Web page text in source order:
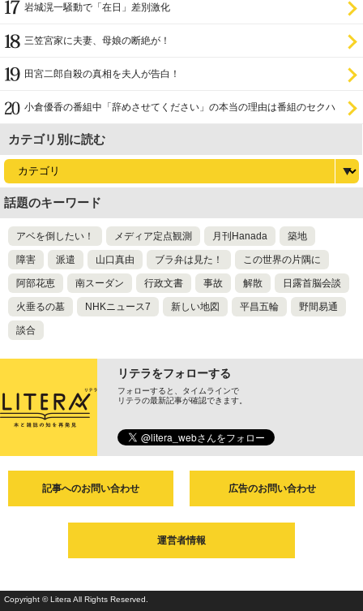
岩城滉一騒動で「在日」差別激化
三笠宮家に夫妻、母娘の断絶が！
田宮二郎自殺の真相を夫人が告白！
小倉優香の番組中「辞めさせてください」の本当の理由は番組のセクハ
カテゴリ別に読む
話題のキーワード
アベを倒したい！ メディア定点観測 月刊Hanada 築地
障害 派遣 山口真由 ブラ弁は見た！ この世界の片隅に
阿部花恵 南スーダン 行政文書 事故 解散 日露首脳会談
火垂るの墓 NHKニュース7 新しい地図 平昌五輪 野間易通
談合
リテラをフォローする
フォローすると、タイムラインで
リテラの最新記事が確認できます。
記事へのお問い合わせ 広告のお問い合わせ
運営者情報
Copyright © Litera All Rights Reserved.